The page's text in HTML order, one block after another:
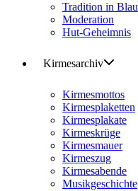
Tradition in Blau
Moderation
Hut-Geheimnis
Kirmesarchiv
Kirmesmottos
Kirmesplaketten
Kirmesplakate
Kirmeskrüge
Kirmesmauer
Kirmeszug
Kirmesabende
Musikgeschichte